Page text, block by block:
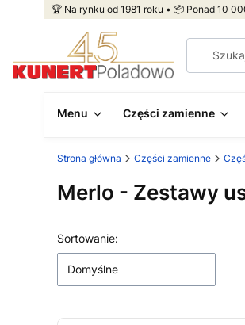
🏆 Na rynku od 1981 roku • 📦 Ponad 10
Menu Części zamienne
Strona główna Części zamienne
Merlo - Zestawy
Lista produktów
Sortowanie:
Domyślne